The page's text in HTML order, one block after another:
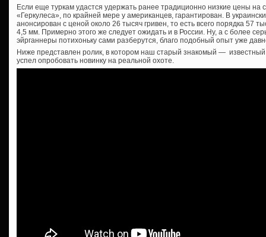
Если еще туркам удастся удержать ранее традиционно низкие цены на
«Геркулеса», по крайней мере у американцев, гарантирован. В
анонсирован с ценой около 26 тысяч гривен, то есть всего порядка 57
4,5 мм. Примерно этого же следует ожидать и в России. Ну, а с более
эйрганнеры потихоньку сами разберутся, благо подобный опыт уже
Ниже представлен ролик, в котором наш старый знакомый —
успел опробовать новинку на реальной охоте.